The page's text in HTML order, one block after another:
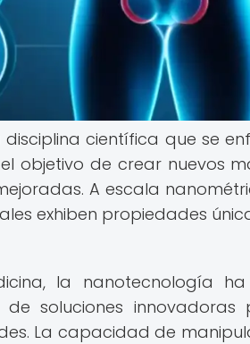
científica que se
objetivo de crear nuevos
A escala
exhiben propiedades
la nanotecnología
de soluciones
La capacidad de